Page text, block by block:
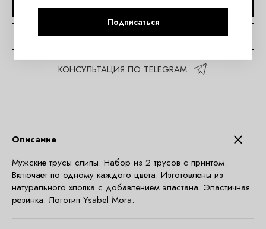
КУПИТЬ В 1 КЛИК
КОНСУЛЬТАЦИЯ ПО TELEGRAM
Описание
Мужские трусы слипы. Набор из 2 трусов с принтом.
Включает по одному каждого цвета. Изготовлены из
натурального хлопка с добавлением эластана. Эластичная
резинка. Логотип Ysabel Mora.
Подписаться